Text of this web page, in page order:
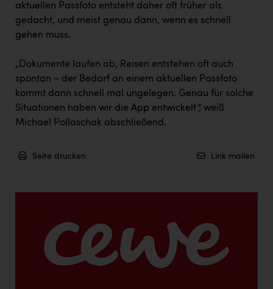
ZULuft - Zukunft Luft Austria
z.l.ö.
Wirtschaftskammer OÖ Energiehandel
kunden basics
kontakt
aktuellen Passfoto entsteht daher oft früher als
gedacht, und meist genau dann, wenn es schnell
gehen muss.
„ Dokumente laufen ab, Reisen entstehen oft auch
spontan – der Bedarf an einem aktuellen Passfoto
kommt dann schnell mal ungelegen. Genau für solche
Situationen haben wir die App entwickelt“, weiß
Michael Pollaschak abschließend.
Seite drucken Link mailen